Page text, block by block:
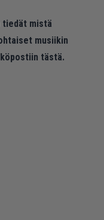
tiedät mistä
musiikin
tästä.